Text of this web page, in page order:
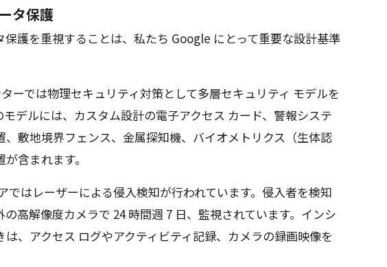
タ保護
保護を重視することは、私たち Google にとって重要な設計基準
ーでは物理セキュリティ対策として多層セキュリティ モデルを
デルには、カスタム設計の電子アクセス カード、警報システ
、敷地境界フェンス、金属探知機、バイオメトリクス（生体認
含まれます。
ではレーザーによる侵入検知が行われています。侵入者を検知
の高解像度カメラで 24 時間週 7 日、監視されています。インシ
、アクセス ログやアクティビティ記録、カメラの録画映像を